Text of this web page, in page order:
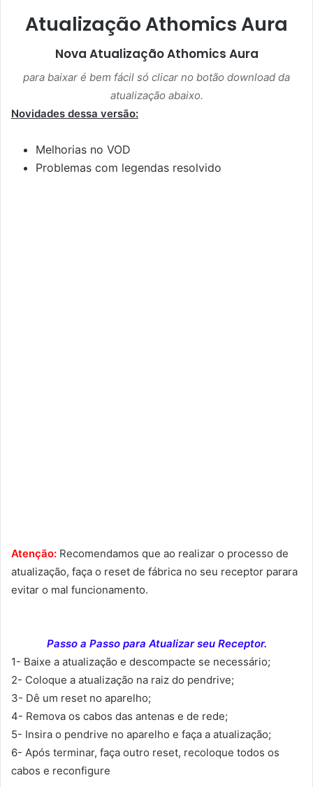
Atualização Athomics Aura
Nova AtualizaçãoAthomics Aura
para baixar é bem fácil só clicar no botão download da
atualização abaixo.
Novidades dessa versão:
Melhorias no VOD
Problemas com legendas resolvido
Atenção: Recomendamos que ao realizar o processo de
atualização, faça o reset de fábrica no seu receptor parara
evitar o mal funcionamento.
Passo a Passo para Atualizar seu Receptor.
1- Baixe a atualização e descompacte se necessário;
2- Coloque a atualização na raiz do pendrive;
3- Dê um reset no aparelho;
4- Remova os cabos das antenas e de rede;
5- Insira o pendrive no aparelho e faça a atualização;
6- Após terminar, faça outro reset, recoloque todos os
cabos e reconfigure